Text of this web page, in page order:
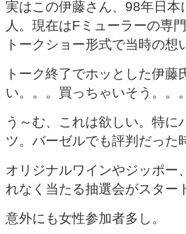
実はこの伊藤さん、98年日
人。現在はFミューラーの専
トークショー形式で当時の想
トーク終了でホッとした伊
い。。。買っちゃいそう。。
う～む、これは欲しい。特に
ツ。バーゼルでも評判だった
オリジナルワインやジッポー
れなく当たる抽選会がスター
意外にも女性参加者多し。